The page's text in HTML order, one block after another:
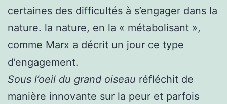
certaines des difficultés à s’engager dans la
nature. la nature, en la « métabolisant »,
comme Marx a décrit un jour ce type
d’engagement.
Sous l’oeil du grand oiseau réfléchit de
manière innovante sur la peur et parfois